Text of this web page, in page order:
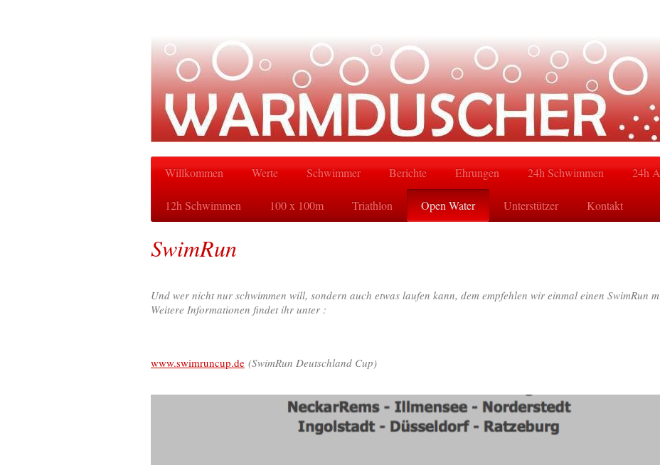
Willkommen Werte Schwimmer Berichte Ehrungen 24h Schwimmen 24h
12h Schwimmen 100 x 100m Triathlon Open Water Unterstützer Kontakt
SwimRun
Und wer nicht nur schwimmen will, sondern auch etwas laufen kann, dem empfehlen wir einmal einen SwimRun
Weitere Informationen findet ihr unter :
www.swimruncup.de (SwimRun Deutschland Cup)